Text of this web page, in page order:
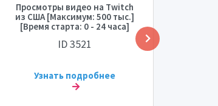
Просмотры видео на Twitch
из США [Максимум: 500 тыс.]
[Время старта: 0 - 24 часа]
[Скорость: До 15 тыс./день]
⛔💧
ID 3521
Узнать подробнее